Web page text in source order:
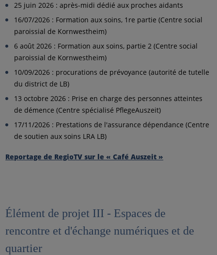
25 juin 2026 : après-midi dédié aux proches aidants
16/07/2026 : Formation aux soins, 1re partie (Centre social
paroissial de Kornwestheim)
6 août 2026 : Formation aux soins, partie 2 (Centre social
paroissial de Kornwestheim)
10/09/2026 : procurations de prévoyance (autorité de tutelle
du district de LB)
13 octobre 2026 : Prise en charge des personnes atteintes
de démence (Centre spécialisé PflegeAuszeit)
17/11/2026 : Prestations de l'assurance dépendance (Centre
de soutien aux soins LRA LB)
Reportage de RegioTV sur le « Café Auszeit »
Élément de projet III - Espaces de
rencontre et d'échange numériques et de
quartier